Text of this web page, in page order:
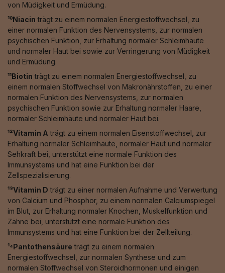
von Müdigkeit und Ermüdung.
¹⁰Niacin trägt zu einem normalen Energiestoffwechsel, zu
einer normalen Funktion des Nervensystems, zur normalen
psychischen Funktion, zur Erhaltung normaler Schleimhäute
und normaler Haut bei sowie zur Verringerung von Müdigkeit
und Ermüdung.
¹¹Biotin trägt zu einem normalen Energiestoffwechsel, zu
einem normalen Stoffwechsel von Makronährstoffen, zu einer
normalen Funktion des Nervensystems, zur normalen
psychischen Funktion sowie zur Erhaltung normaler Haare,
normaler Schleimhäute und normaler Haut bei.
¹²Vitamin A trägt zu einem normalen Eisenstoffwechsel, zur
Erhaltung normaler Schleimhäute, normaler Haut und normaler
Sehkraft bei, unterstützt eine normale Funktion des
Immunsystems und hat eine Funktion bei der
Zellspezialisierung.
¹³Vitamin D trägt zu einer normalen Aufnahme und Verwertung
von Calcium und Phosphor, zu einem normalen Calciumspiegel
im Blut, zur Erhaltung normaler Knochen, Muskelfunktion und
Zähne bei, unterstützt eine normale Funktion des
Immunsystems und hat eine Funktion bei der Zellteilung.
¹⁴Pantothensäure trägt zu einem normalen
Energiestoffwechsel, zur normalen Synthese und zum
normalen Stoffwechsel von Steroidhormonen und einigen